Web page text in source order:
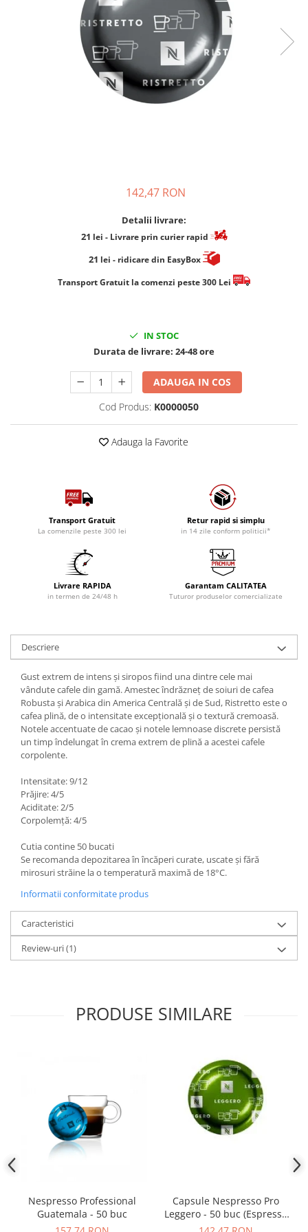
Illy Iperespresso
Nespresso Professional
142,47 RON
Detalii livrare:
21 lei - Livrare prin curier rapid
21 lei - ridicare din EasyBox
​​​​​​Transport Gratuit la comenzi peste 300 Lei
IN STOC
Durata de livrare: 24-48 ore
ADAUGA IN COS
Cod Produs: K0000050
Adauga la Favorite
Transport Gratuit
La comenzile peste 300 lei
Retur rapid si simplu
in 14 zile conform politicii*
Livrare RAPIDA
in termen de 24/48 h
Garantam CALITATEA
Tuturor produselor comercializate
Descriere
Gust extrem de intens şi siropos fiind una dintre cele mai
vândute cafele din gamă. Amestec îndrăzneţ de soiuri de cafea
Robusta şi Arabica din America Centrală şi de Sud, Ristretto este o
cafea plină, de o intensitate excepţională şi o textură cremoasă.
Notele accentuate de cacao și notele lemnoase discrete persistă
un timp îndelungat în crema extrem de plină a acestei cafele
corpolente.
Intensitate: 9/12
Prăjire: 4/5
Aciditate: 2/5
Corpolemță: 4/5
Cutia contine 50 bucati
Se recomanda depozitarea în încăperi curate, uscate și fără
mirosuri străine la o temperatură maximă de 18°C.
Informatii conformitate produs
Caracteristici
Review-uri(1)
PRODUSE SIMILARE
Nespresso Professional
Guatemala - 50 buc
Capsule Nespresso Pro
Leggero - 50 buc (Espresso
Leggero)